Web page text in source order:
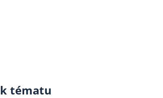
tématu